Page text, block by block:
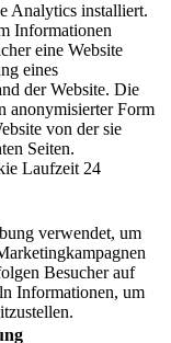
Analytics installiert.
Informationen
eine Website
eines
der Website. Die
anonymisierter Form
von der sie
Seiten.
Laufzeit 24
verwendet, um
Besucher auf
Informationen, um